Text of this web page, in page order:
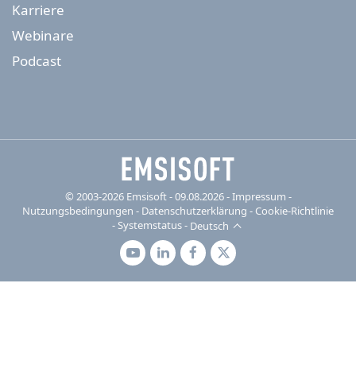
Karriere
Webinare
Podcast
© 2003-2026 Emsisoft - 09.08.2026 - Impressum -
Nutzungsbedingungen - Datenschutzerklärung - Cookie-Richtlinie
-Systemstatus- Deutsch